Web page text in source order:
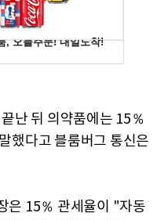
난 뒤 의약품에는 15％
했다고 블룸버그 통신은
은 15％ 관세율이 "자동